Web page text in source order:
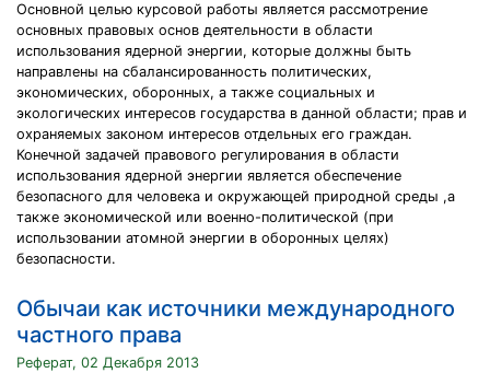
Основной целью курсовой работы является рассмотрение
основных правовых основ деятельности в области
использования ядерной энергии, которые должны быть
направлены на сбалансированность политических,
экономических, оборонных, а также социальных и
экологических интересов государства в данной области; прав и
охраняемых законом интересов отдельных его граждан.
Конечной задачей правового регулирования в области
использования ядерной энергии является обеспечение
безопасного для человека и окружающей природной среды ,а
также экономической или военно-политической (при
использовании атомной энергии в оборонных целях)
безопасности.
Обычаи как источники международного
частного права
Реферат, 02 Декабря 2013